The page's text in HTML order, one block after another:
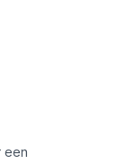
een